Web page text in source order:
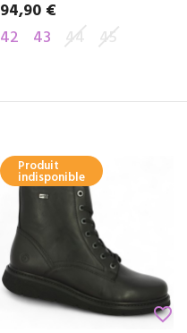
Prix
94,90 €
42
43 44 45
Produit
indisponible
favorite_border